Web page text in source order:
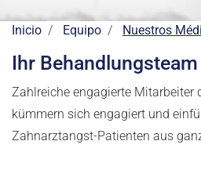
Inicio Equipo Nuestros
Ihr
Zahlreiche engagierte Mitarbeiter
kümmern sich engagiert und
Zahnarztangst-Patienten aus